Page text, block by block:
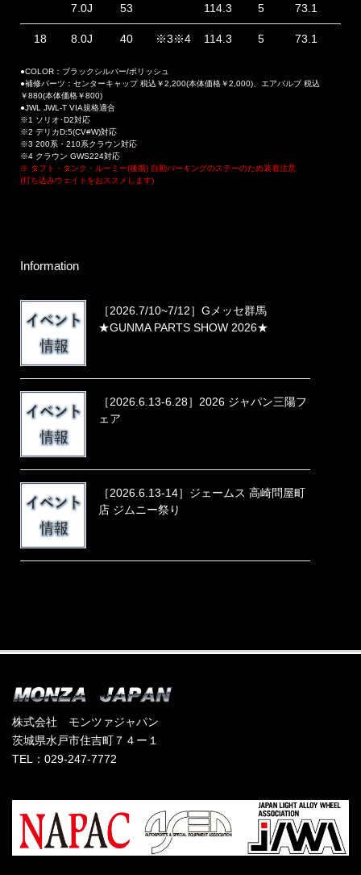
7.0J 53 114.3 5 73.1
18 8.0J 40 ※3※4 114.3 5 73.1
●COLOR：ブラックシルバー/ポリッシュ
●補修パーツ：センターキャップ 税込￥2,200(本体価格￥2,000)、エアバルブ 税込
￥880(本体価格￥800)
●JWL JWL-T VIA規格適合
※1 ソリオ･D2対応
※2 デリカD:5(CV#W)対応
※3 200系・210系クラウン対応
※4 クラウン GWS224対応
※ タフト・タンク・ルーミー(後期) 自動パーキングのステーのため装着注意
(打ち込みウェイトをおススメします)
Information
［2026.7/10~7/12］Gメッセ群馬
★GUNMA PARTS SHOW 2026★
［2026.6.13-6.28］2026 ジャパン三陽フ
ェア
［2026.6.13-14］ジェームス 高崎問屋町
店 ジムニー祭り
株式会社 モンツァジャパン
茨城県水戸市住吉町７４ー１
TEL：029-247-7772